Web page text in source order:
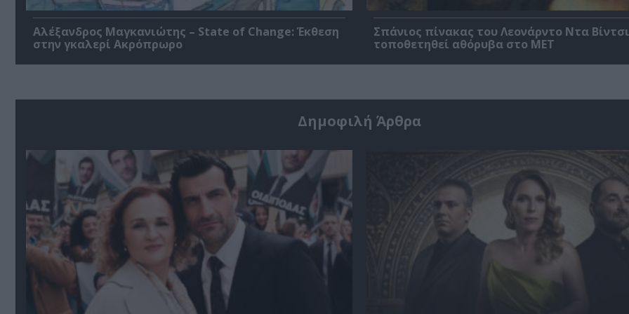
Αλέξανδρος Μαγκανιώτης – State of Change: Έκθεση
στην γκαλερί Ακρόπρωρο
Σπάνιος πίνακας του Λεονάρντο Ντα
τοποθετηθεί αθόρυβα στο MET
Δημοφιλή Άρθρα